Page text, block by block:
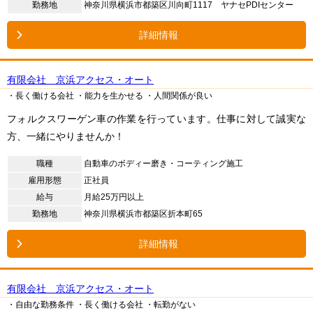
勤務地 神奈川県横浜市都築区川向町1117 ヤナセPDIセンター
詳細情報
有限会社 京浜アクセス・オート
・長く働ける会社 ・能力を生かせる ・人間関係が良い
フォルクスワーゲン車の作業を行っています。仕事に対して誠実な
方、一緒にやりませんか！
職種
自動車のボディー磨き・コーティング施工
雇用形態
正社員
給与
月給25万円以上
勤務地
神奈川県横浜市都築区折本町65
詳細情報
有限会社 京浜アクセス・オート
・自由な勤務条件 ・長く働ける会社 ・転勤がない